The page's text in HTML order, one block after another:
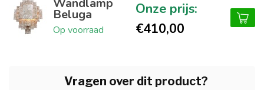
Beluga
Op voorraad €410,00
Vragen over dit product?